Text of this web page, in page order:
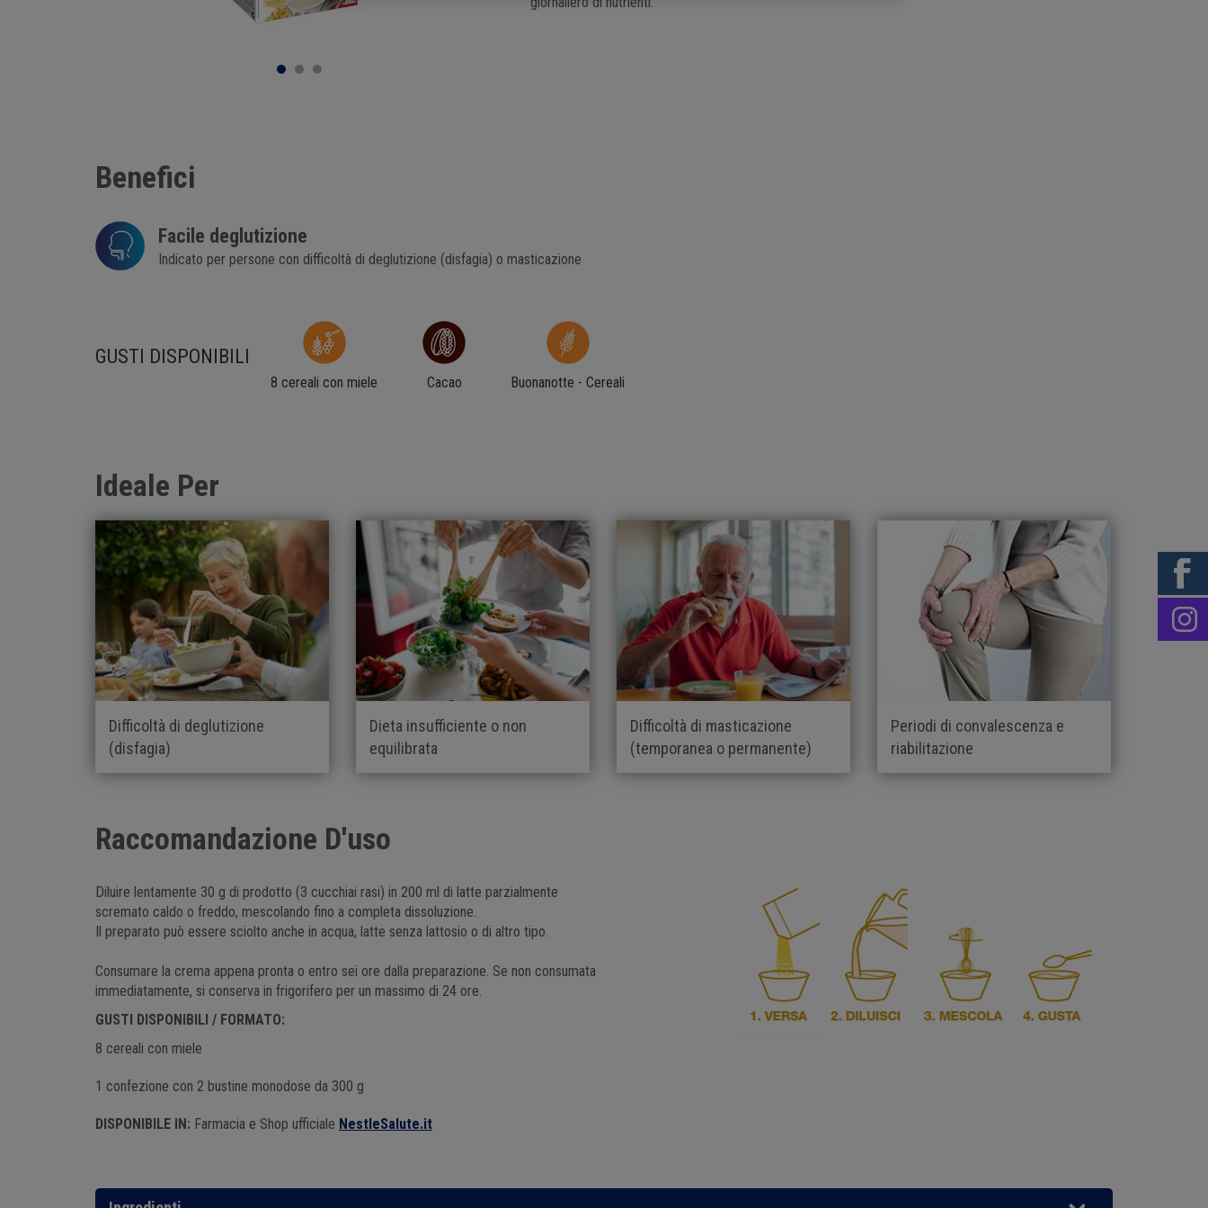
Benefici
Facile deglutizione
Indicato per persone con difficoltà di deglutizione (disfagia) o masticazione
GUSTI DISPONIBILI
8 cereali con miele Cacao Buonanotte - Cereali
Ideale Per
Difficoltà di deglutizione
(disfagia)
Dieta insufficiente o non
equilibrata
Difficoltà di masticazione
(temporanea o permanente)
Periodi di convalescenza e
riabilitazione
Raccomandazione D'uso
Diluire lentamente 30 g di prodotto (3 cucchiai rasi) in 200 ml di latte parzialmente
scremato caldo o freddo, mescolando fino a completa dissoluzione.
Il preparato può essere sciolto anche in acqua, latte senza lattosio o di altro tipo.
Consumare la crema appena pronta o entro sei ore dalla preparazione. Se non consumata
immediatamente, si conserva in frigorifero per un massimo di 24 ore.
GUSTI DISPONIBILI / FORMATO:
8 cereali con miele
1 confezione con 2 bustine monodose da 300 g
DISPONIBILE IN: Farmacia e Shop ufficiale NestleSalute.it